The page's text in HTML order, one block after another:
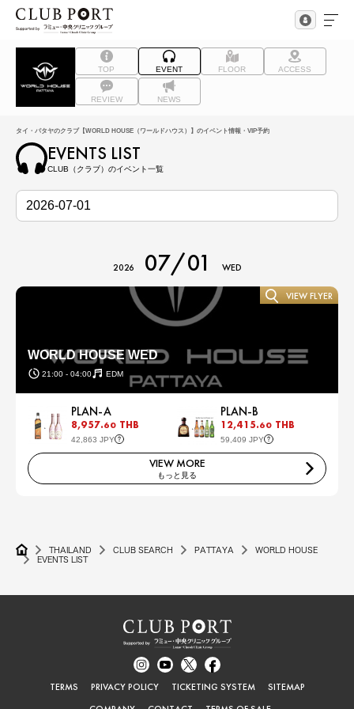
TOP EVENT FLOOR ACCESS
REVIEW NEWS
タイ・パタヤのクラブ【WORLD HOUSE（ワールドハウス）】のイベント情報・VIP予約
EVENTS LIST
CLUB（クラブ）のイベント一覧
2026 07/01 WED
WORLD HOUSE WED
21:00 - 04:00 EDM
VIEW FLYER
PLAN-A
8,957.60 THB
42,863 JPY
PLAN-B
12,415.60 THB
59,409 JPY
VIEW MORE
もっと見る
THAILAND CLUB SEARCH PATTAYA
WORLD HOUSE
EVENTS LIST
TERMS PRIVACY POLICY TICKETING SYSTEM
SITEMAP